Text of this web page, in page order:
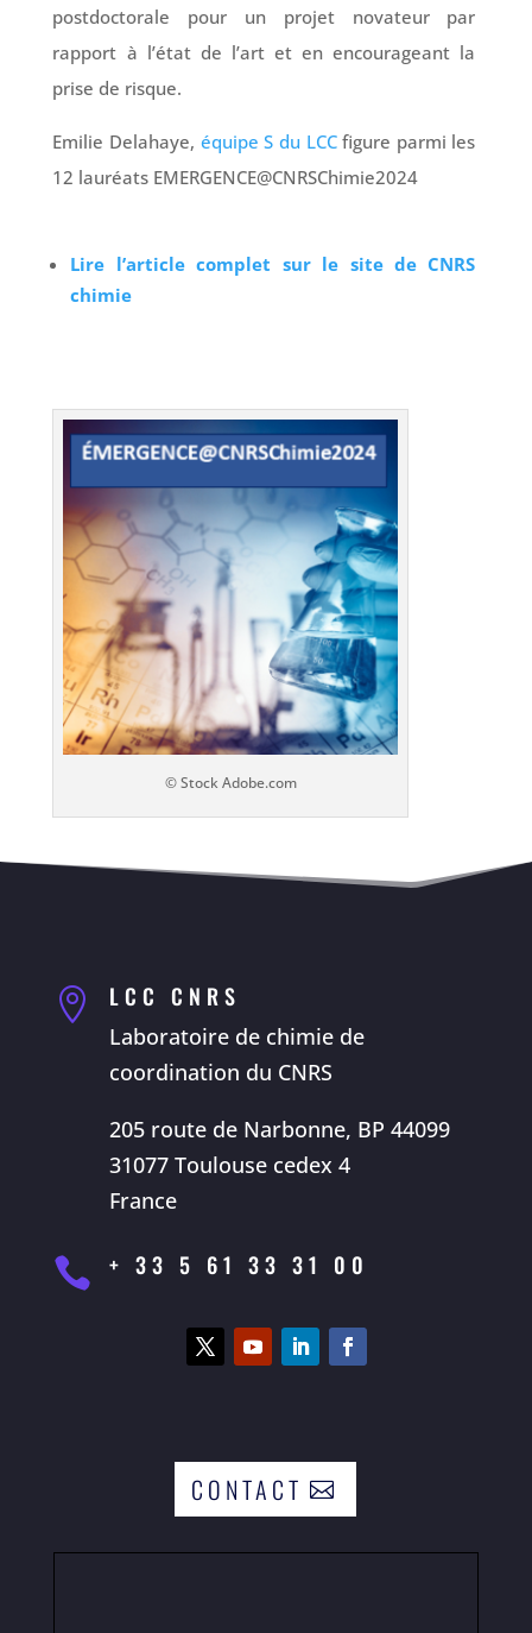
postdoctorale pour un projet novateur par
rapport à l’état de l’art et en encourageant la
prise de risque.
Emilie Delahaye, équipe S du LCCfigure parmi les
12 lauréats EMERGENCE@CNRSChimie2024
Lire l’article complet sur le site de CNRS
chimie
© Stock Adobe.com
 LCC CNRS
Laboratoire de chimie de
coordination du CNRS
205 route de Narbonne, BP 44099
31077 Toulouse cedex 4
France
 + 33 5 61 33 31 00
CONTACT